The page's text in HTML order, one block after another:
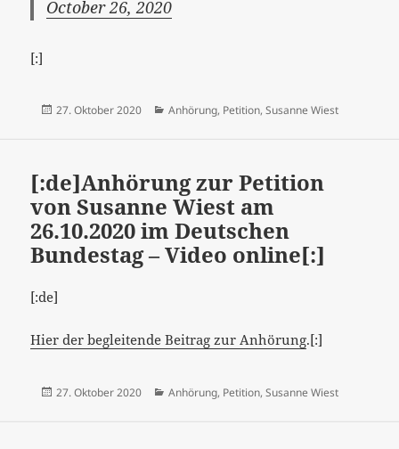
October 26, 2020
[:]
Veröffentlicht
27. Oktober 2020 Kategorien
Anhörung, Petition, Susanne Wiest
[:de]Anhörung zur Petition
von Susanne Wiest am
26.10.2020 im Deutschen
Bundestag – Video online[:]
[:de]
Hier der begleitende Beitrag zur Anhörung.[:]
Veröffentlicht
27. Oktober 2020 Kategorien
Anhörung, Petition, Susanne Wiest